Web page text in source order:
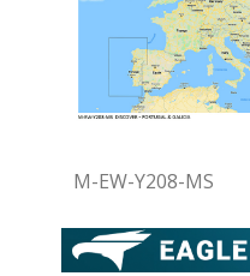
M-EW-Y208-MS